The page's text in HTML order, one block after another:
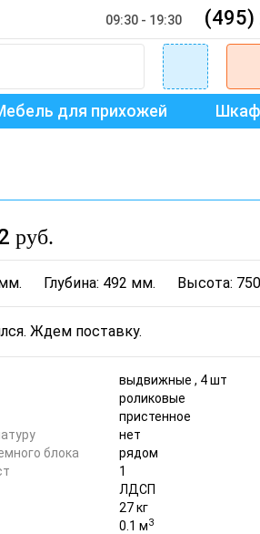
09:30 - 19:30 (495)
для прихожей
руб.
Глубина: 492 мм. Высота:
выдвижные , 4 шт
роликовые
пристенное
нет
блока
рядом
1
ЛДСП
27 кг
0.1 м3